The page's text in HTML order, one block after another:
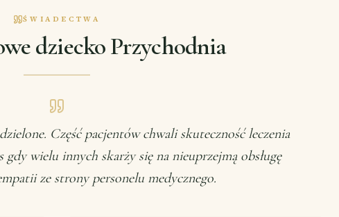
ŚWIADECTWA
dziecko Przychodnia
Część pacjentów chwali skuteczność leczenia
wielu innych skarży się na nieuprzejmą obsługę
ze strony personelu medycznego.